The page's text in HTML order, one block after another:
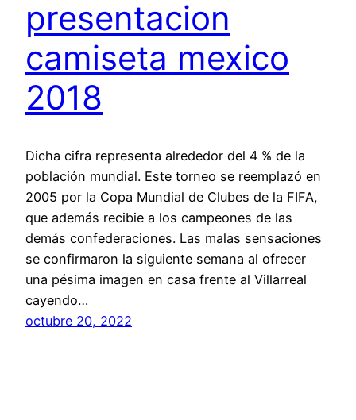
presentacion
camiseta mexico
2018
Dicha cifra representa alrededor del 4 % de la
población mundial. Este torneo se reemplazó en
2005 por la Copa Mundial de Clubes de la FIFA,
que además recibie a los campeones de las
demás confederaciones. Las malas sensaciones
se confirmaron la siguiente semana al ofrecer
una pésima imagen en casa frente al Villarreal
cayendo…
octubre 20, 2022